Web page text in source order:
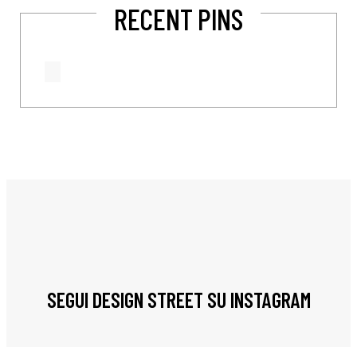
RECENT PINS
SEGUI DESIGN STREET SU INSTAGRAM